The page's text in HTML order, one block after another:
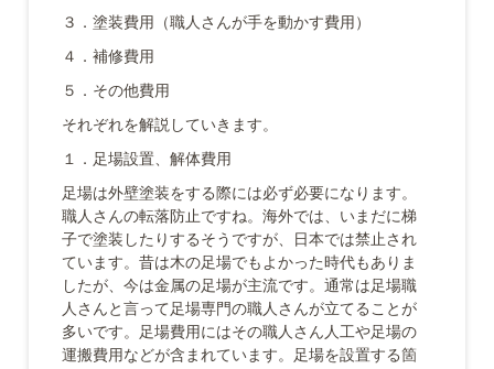
３．塗装費用（職人さんが手を動かす費用）
４．補修費用
５．その他費用
それぞれを解説していきます。
１．足場設置、解体費用
足場は外壁塗装をする際には必ず必要になります。
職人さんの転落防止ですね。海外では、いまだに梯
子で塗装したりするそうですが、日本では禁止され
ています。昔は木の足場でもよかった時代もありま
したが、今は金属の足場が主流です。通常は足場職
人さんと言って足場専門の職人さんが立てることが
多いです。足場費用にはその職人さん人工や足場の
運搬費用などが含まれています。足場を設置する箇